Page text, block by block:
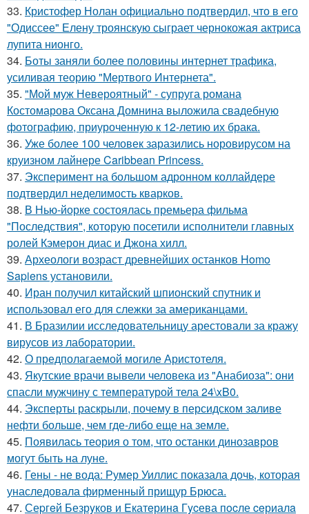
33. Кристофер Нолан официально подтвердил, что в его
"Одиссее" Елену троянскую сыграет чернокожая актриса
лупита нионго.
34. Боты заняли более половины интернет трафика,
усиливая теорию "Мертвого Интернета".
35. "Мой муж Невероятный" - супруга романа
Костомарова Оксана Домнина выложила свадебную
фотографию, приуроченную к 12-летию их брака.
36. Уже более 100 человек заразились норовирусом на
круизном лайнере Caribbean Princess.
37. Эксперимент на большом адронном коллайдере
подтвердил неделимость кварков.
38. В Нью-йорке состоялась премьера фильма
"Последствия", которую посетили исполнители главных
ролей Кэмерон диас и Джона хилл.
39. Археологи возраст древнейших останков Homo
Sapiens установили.
40. Иран получил китайский шпионский спутник и
использовал его для слежки за американцами.
41. В Бразилии исследовательницу арестовали за кражу
вирусов из лаборатории.
42. О предполагаемой могиле Аристотеля.
43. Якутские врачи вывели человека из "Анабиоза": они
спасли мужчину с температурой тела 24\xB0.
44. Эксперты раскрыли, почему в персидском заливе
нефти больше, чем где-либо еще на земле.
45. Появилась теория о том, что останки динозавров
могут быть на луне.
46. Гены - не вода: Румер Уиллис показала дочь, которая
унаследовала фирменный прищур Брюса.
47. Сеpгeй Безрyков и Eкатeринa Гycева пocле ceриалa